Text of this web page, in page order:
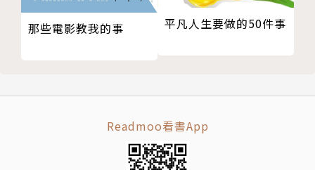
「即使我告訴自己不要糾結、該往前走了，從小累積的
傷痕只是被我推到腦後、故意不去想，但一直都會在。
影探索，其中包括了童年創傷、自我設限、恐懼，以及
被壓抑的情緒。每一則日記引導都刺激我思考，鼓勵我
那些電影教我的事 平凡人生要做的50件事
Readmoo看書App